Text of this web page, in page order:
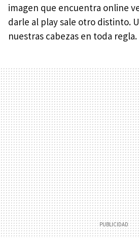
imagen que encuentra online
darle al play sale otro distinto.
nuestras cabezas en toda regla.